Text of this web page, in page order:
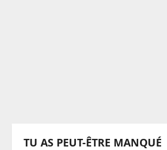
TU AS PEUT-ÊTRE MANQUÉ